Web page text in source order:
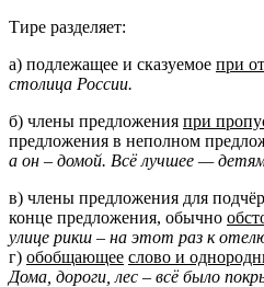
Тире разделяет:
а) подлежащее и сказуемое при
столица России.
б) члены предложения при
предложения в неполном
а он – домой. Всё лучшее —
в) члены предложения для
конце предложения, обычно
улице рикш – на этот раз к
г) обобщающее слово и
Дома, дороги, лес – всё было